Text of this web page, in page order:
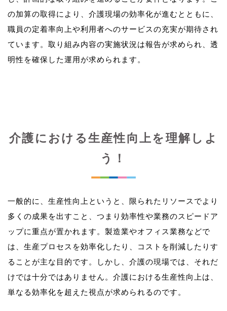
の加算の取得により、介護現場の効率化が進むとともに、
職員の定着率向上や利用者へのサービスの充実が期待され
ています。取り組み内容の実施状況は報告が求められ、透
介護における生産性向上を理解しよ
う！
一般的に、生産性向上というと、限られたリソースでより
多くの成果を出すこと、つまり効率性や業務のスピードア
ップに重点が置かれます。製造業やオフィス業務などで
は、生産プロセスを効率化したり、コストを削減したりす
ることが主な目的です。しかし、介護の現場では、それだ
けでは十分ではありません。介護における生産性向上は、
単なる効率化を超えた視点が求められるのです。